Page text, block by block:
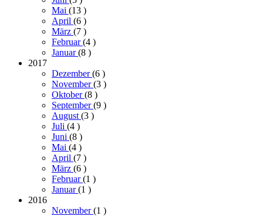
Mai (13 )
April (6 )
März (7 )
Februar(4 )
Januar(8 )
2017
Dezember(6 )
November(3 )
Oktober(8 )
September(9 )
August (3 )
Juli (4 )
Juni (8 )
Mai (4 )
April (7 )
März (6 )
Februar(1 )
Januar(1 )
2016
November(1 )